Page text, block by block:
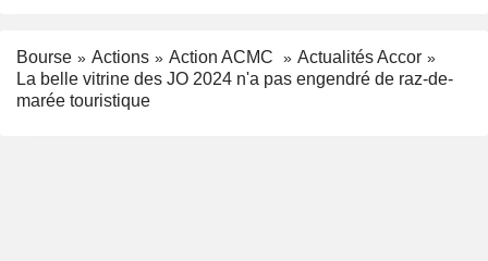
Bourse Actions Action ACMC
Actualités Accor
La belle vitrine des JO 2024 n'a pas engendré de raz-de-
marée touristique